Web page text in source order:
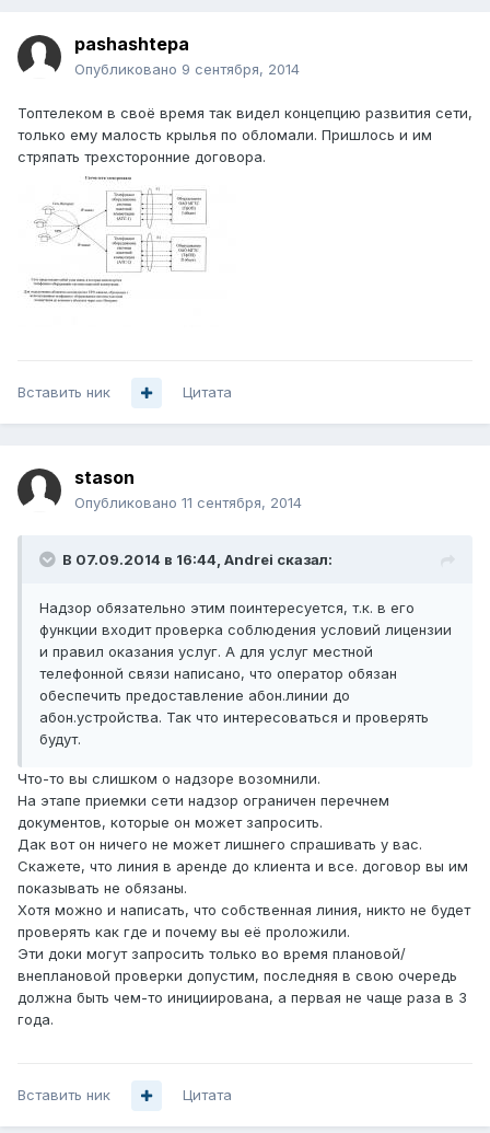
pashashtepa
Опубликовано 9 сентября, 2014
Топтелеком в своё время так видел концепцию развития сети,
только ему малость крылья по обломали. Пришлось и им
стряпать трехсторонние договора.
Вставить ник Цитата
stason
Опубликовано 11 сентября, 2014
В 07.09.2014 в 16:44, Andrei сказал:
Надзор обязательно этим поинтересуется, т.к. в его
функции входит проверка соблюдения условий лицензии
и правил оказания услуг. А для услуг местной
телефонной связи написано, что оператор обязан
обеспечить предоставление абон.линии до
абон.устройства. Так что интересоваться и проверять
будут.
Что-то вы слишком о надзоре возомнили.
На этапе приемки сети надзор ограничен перечнем
документов, которые он может запросить.
Дак вот он ничего не может лишнего спрашивать у вас.
Скажете, что линия в аренде до клиента и все. договор вы им
показывать не обязаны.
Хотя можно и написать, что собственная линия, никто не будет
проверять как где и почему вы её проложили.
Эти доки могут запросить только во время плановой/
внеплановой проверки допустим, последняя в свою очередь
должна быть чем-то инициирована, а первая не чаще раза в 3
года.
Вставить ник Цитата